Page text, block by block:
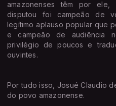
amazonenses têm por
disputou foi campeão de
legítimo aplauso popular que
e campeão de audiência
privilégio de poucos e
ouvintes.
Por tudo isso, Josué Claudio
do povo amazonense.